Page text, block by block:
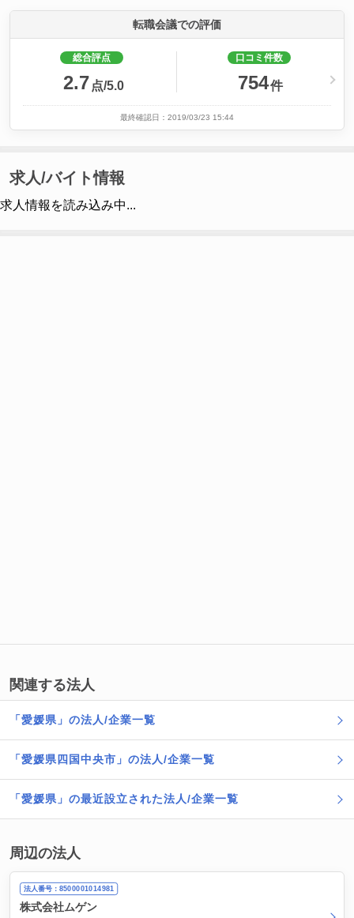
転職会議での評価
総合評点
2.7 点/5.0
口コミ件数
754件
最終確認日：2019/03/23 15:44
求人/バイト情報
求人情報を読み込み中...
関連する法人
「愛媛県」の法人/企業一覧
「愛媛県四国中央市」の法人/企業一覧
「愛媛県」の最近設立された法人/企業一覧
周辺の法人
法人番号：8500001014981
株式会社ムゲン